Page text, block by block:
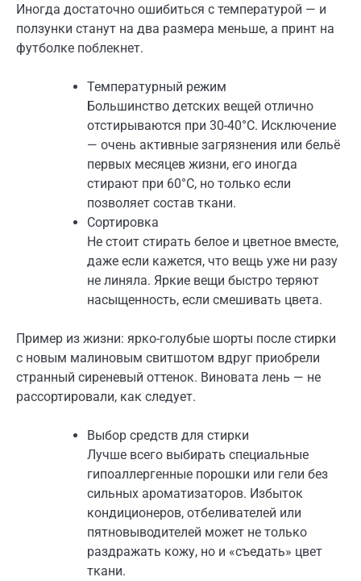
Иногда достаточно ошибиться с температурой — и
ползунки станут на два размера меньше, а принт на
футболке поблекнет.
Температурный режим
Большинство детских вещей отлично
отстирываются при 30-40°C. Исключение
— очень активные загрязнения или бельё
первых месяцев жизни, его иногда
стирают при 60°C, но только если
позволяет состав ткани.
Сортировка
Не стоит стирать белое и цветное вместе,
даже если кажется, что вещь уже ни разу
не линяла. Яркие вещи быстро теряют
насыщенность, если смешивать цвета.
Пример из жизни: ярко-голубые шорты после стирки
с новым малиновым свитшотом вдруг приобрели
странный сиреневый оттенок. Виновата лень — не
рассортировали, как следует.
Выбор средств для стирки
Лучше всего выбирать специальные
гипоаллергенные порошки или гели без
сильных ароматизаторов. Избыток
кондиционеров, отбеливателей или
пятновыводителей может не только
раздражать кожу, но и «съедать» цвет
ткани.